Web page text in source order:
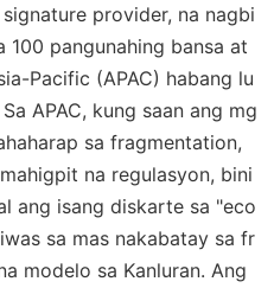
provider, na nagbi
100 pangunahing bansa at
Pacific (APAC) habang lu
APAC, kung saan ang mg
sa fragmentation,
na regulasyon, bini
ang isang diskarte sa "eco
sa mas nakabatay sa fr
modelo sa Kanluran. Ang